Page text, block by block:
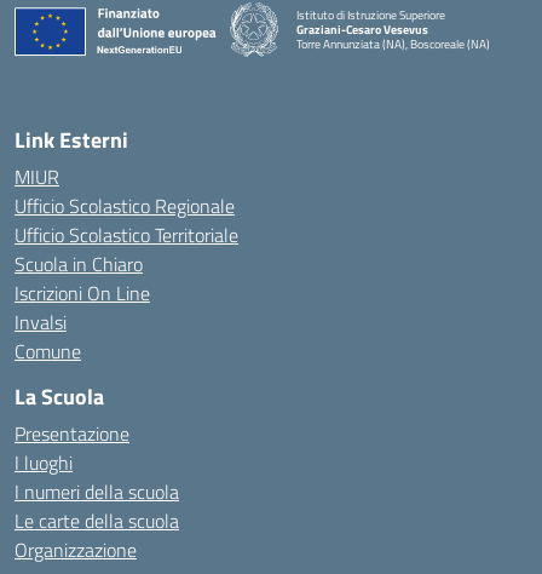
Istituto di Istruzione Superiore
Graziani-Cesaro Vesevus
Torre Annunziata (NA), Boscoreale (NA)
Link Esterni
MIUR
Ufficio Scolastico Regionale
Ufficio Scolastico Territoriale
Scuola in Chiaro
Iscrizioni On Line
Invalsi
Comune
La Scuola
Presentazione
I luoghi
I numeri della scuola
Le carte della scuola
Organizzazione